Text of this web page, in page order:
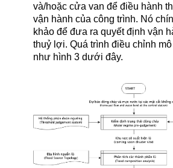
và/hoặc cửa van để điều hành
vận hành của công trình. Nó
khảo để đưa ra quyết định vận
thuỷ lợi. Quá trình điều chỉnh
như hình 3 dưới đây.